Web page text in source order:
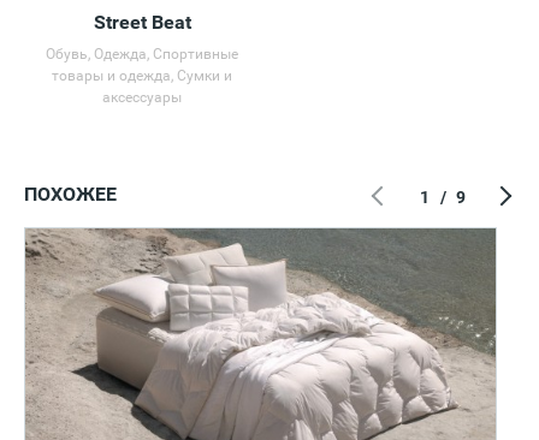
Street Beat
Обувь, Одежда, Спортивные
товары и одежда, Сумки и
аксессуары
ПОХОЖЕЕ 1 / 9